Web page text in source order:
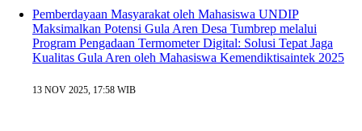
Pemberdayaan Masyarakat oleh Mahasiswa UNDIP
Maksimalkan Potensi Gula Aren Desa Tumbrep melalui
Program Pengadaan Termometer Digital: Solusi Tepat Jaga
Kualitas Gula Aren oleh Mahasiswa Kemendiktisaintek 2025
13 NOV 2025, 17:58 WIB